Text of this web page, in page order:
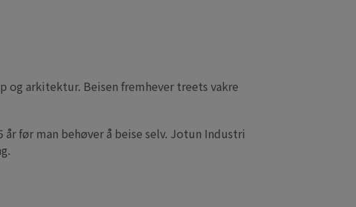
og arkitektur. Beisen fremhever treets vakre
før man behøver å beise selv. Jotun Industri